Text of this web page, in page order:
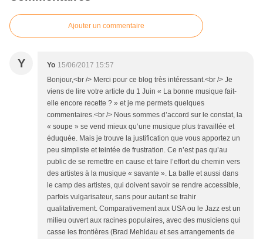
Ajouter un commentaire
Y Yo 15/06/2017 15:57
Bonjour,<br /> Merci pour ce blog très intéressant.<br /> Je
viens de lire votre article du 1 Juin « La bonne musique fait-
elle encore recette ? » et je me permets quelques
commentaires.<br /> Nous sommes d’accord sur le constat, la
« soupe » se vend mieux qu’une musique plus travaillée et
éduquée. Mais je trouve la justification que vous apportez un
peu simpliste et teintée de frustration. Ce n’est pas qu’au
public de se remettre en cause et faire l’effort du chemin vers
des artistes à la musique « savante ». La balle et aussi dans
le camp des artistes, qui doivent savoir se rendre accessible,
parfois vulgarisateur, sans pour autant se trahir
qualitativement. Comparativement aux USA ou le Jazz est un
milieu ouvert aux racines populaires, avec des musiciens qui
casse les frontières (Brad Mehldau et ses arrangements de